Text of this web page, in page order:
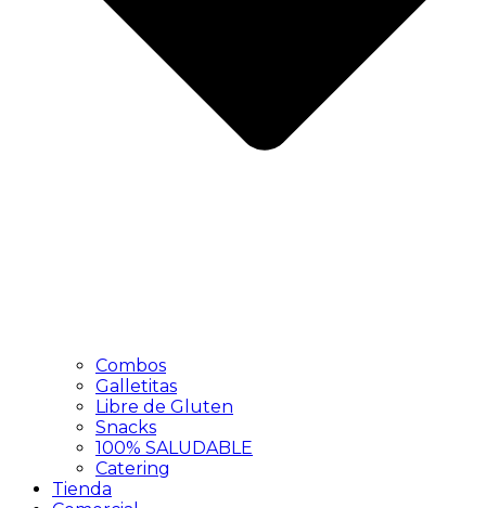
Combos
Galletitas
Libre de Gluten
Snacks
100% SALUDABLE
Catering
Tienda